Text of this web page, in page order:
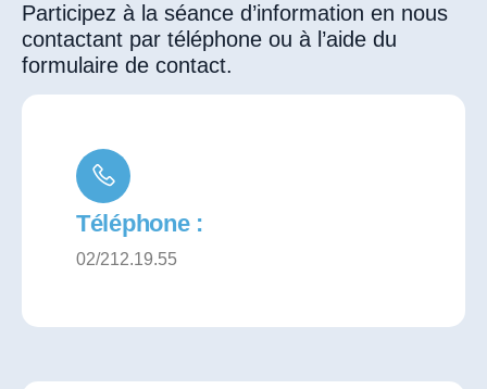
Participez à la séance d’information en nous
contactant par téléphone ou à l’aide du
formulaire de contact.
Téléphone :
02/212.19.55